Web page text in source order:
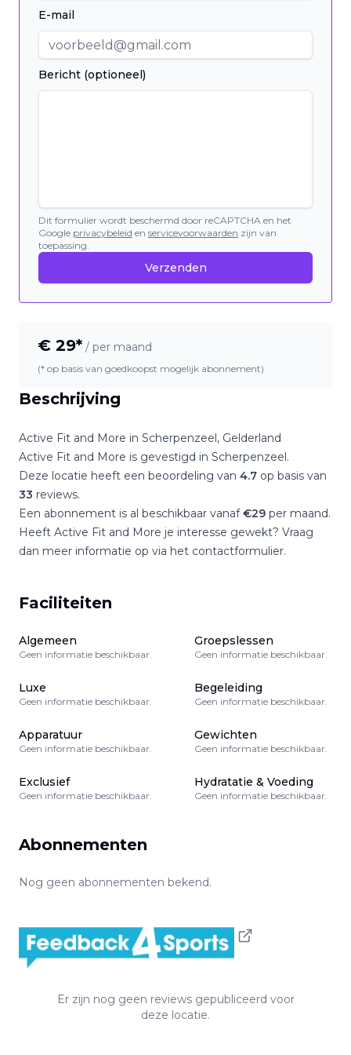
Beschrijving
Active Fit and More in Scherpenzeel, Gelderland
Active Fit and More is gevestigd in Scherpenzeel.
Deze locatie heeft een beoordeling van 4.7 op basis van
33 reviews.
Een abonnement is al beschikbaar vanaf€29 per maand.
Heeft Active Fit and More je interesse gewekt? Vraag
dan meer informatie op via het contactformulier.
Faciliteiten
Algemeen
Geen informatie beschikbaar.
Groepslessen
Geen informatie beschikbaar.
Luxe
Geen informatie beschikbaar.
Begeleiding
Geen informatie beschikbaar.
Apparatuur
Geen informatie beschikbaar.
Gewichten
Geen informatie beschikbaar.
Exclusief
Geen informatie beschikbaar.
Hydratatie & Voeding
Geen informatie beschikbaar.
Abonnementen
Nog geen abonnementen bekend.
E-mail
Bericht (optioneel)
Dit formulier wordt beschermd door reCAPTCHA en het
Google privacybeleid en servicevoorwaarden zijn van
toepassing.
Verzenden
€ 29* / per maand
(* op basis van goedkoopst mogelijk abonnement)
Er zijn nog geen reviews gepubliceerd voor
deze locatie.